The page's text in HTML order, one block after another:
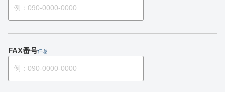
FAX番号任意